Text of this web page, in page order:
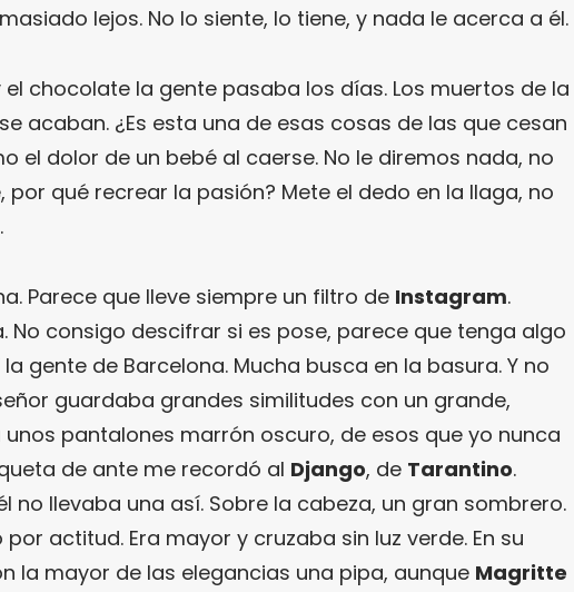
lejos. No lo siente, lo tiene, y nada le acerca a él.
el chocolate la gente pasaba los días. Los muertos de la
acaban. ¿Es esta una de esas cosas de las que cesan
el dolor de un bebé al caerse. No le diremos nada, no
por qué recrear la pasión? Mete el dedo en la llaga, no
Parece que lleve siempre un filtro de Instagram.
No consigo descifrar si es pose, parece que tenga algo
la gente de Barcelona. Mucha busca en la basura. Y no
guardaba grandes similitudes con un grande,
unos pantalones marrón oscuro, de esos que yo nunca
de ante me recordó al Django, de Tarantino.
no llevaba una así. Sobre la cabeza, un gran sombrero.
actitud. Era mayor y cruzaba sin luz verde. En su
la mayor de las elegancias una pipa, aunque Magritte